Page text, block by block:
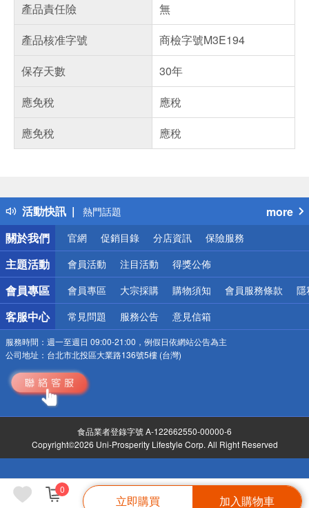
0
立即購買 加入購物車
產品責任險
無
產品核准字號
商檢字號M3E194
保存天數
30年
應免稅
應稅
應免稅
應稅
活動快訊
得獎公告
熱門話題
銀行優惠
偏遠地區配送
詐騙網頁！請小心！
more
關於我們
官網 促銷目錄 分店資訊 保險服務
主題活動 會員活動 注目活動 得獎公佈
會員專區 會員專區 大宗採購 購物須知 會員服務條款 隱
客服中心 常見問題 服務公告 意見信箱
服務時間： 週一至週日 09:00-21:00，例假日依網站公告為主
公司地址： 台北市北投區大業路136號5樓 (台灣)
食品業者登錄字號 A-122662550-00000-6
Copyright©2026 Uni-Prosperity Lifestyle Corp. All Right Reserved